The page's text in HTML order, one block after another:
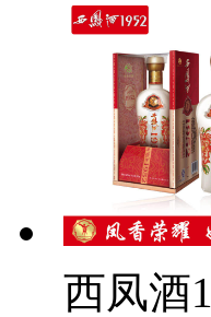
西凤酒